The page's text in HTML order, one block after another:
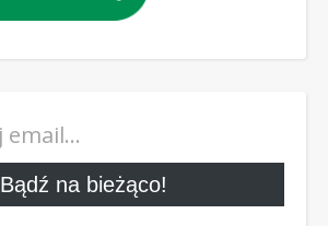
Bądź na bieżąco!